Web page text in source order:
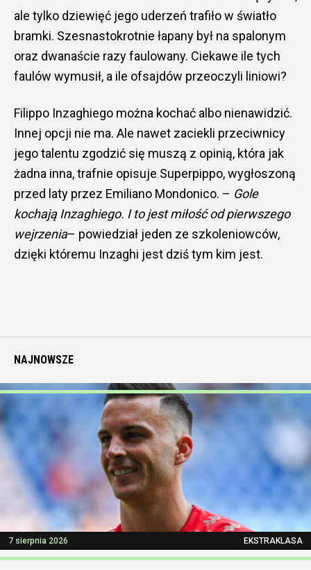
ale tylko dziewięć jego uderzeń trafiło w światło
bramki. Szesnastokrotnie łapany był na spalonym
oraz dwanaście razy faulowany. Ciekawe ile tych
faulów wymusił, a ile ofsajdów przeoczyli liniowi?
Filippo Inzaghiego można kochać albo nienawidzić.
Innej opcji nie ma. Ale nawet zaciekli przeciwnicy
jego talentu zgodzić się muszą z opinią, która jak
żadna inna, trafnie opisuje Superpippo, wygłoszoną
przed laty przez Emiliano Mondonico. – Gole
kochają Inzaghiego. I to jest miłość od pierwszego
wejrzenia– powiedział jeden ze szkoleniowców,
dzięki któremu Inzaghi jest dziś tym kim jest.
NAJNOWSZE
7 sierpnia 2026 EKSTRAKLASA